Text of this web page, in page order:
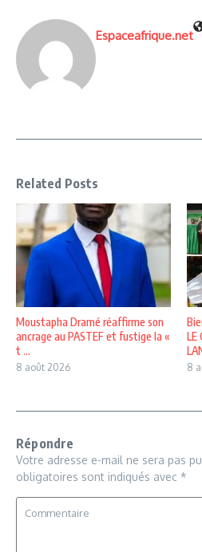
Espaceafrique.net
Related Posts
Moustapha Dramé réaffirme son
ancrage au PASTEF et fustige la «
t ...
8 août 2026
LE
8
Répondre
Votre adresse e-mail ne sera pas
obligatoires sont indiqués avec *